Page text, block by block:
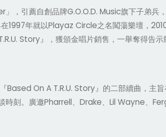
，引薦自創品牌G.O.O.D. Music旗下子弟兵
1997年就以Playaz Circle之名闖蕩樂壇，
Story』，獲頒金唱片銷售，一舉奪得告
Based On A T.R.U. Story』的二部續曲，
時刻。廣邀Pharrell、Drake、Lil Wayne、